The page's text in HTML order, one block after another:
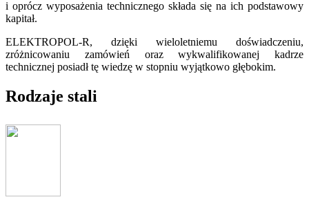
i oprócz wyposażenia technicznego składa się na ich podstawowy
kapitał.
ELEKTROPOL-R, dzięki wieloletniemu doświadczeniu,
zróżnicowaniu zamówień oraz wykwalifikowanej kadrze
technicznej posiadł tę wiedzę w stopniu wyjątkowo głębokim.
Rodzaje stali